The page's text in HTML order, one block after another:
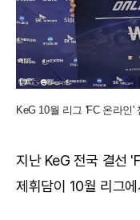
KeG 10월 리그 'FC 온라인'
지난 KeG 전국 결선
제휘담이 10월 리그